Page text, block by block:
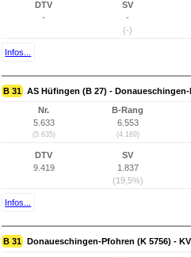
DTV
-
SV
-
(-)
Infos...
B 31 AS Hüfingen (B 27) - Donaueschingen-
Nr.
5.633
(5.635)
B-Rang
6.553
(4.169)
DTV
9.419
SV
1.837
(19,5%)
Infos...
B 31 Donaueschingen-Pfohren (K 5756) -